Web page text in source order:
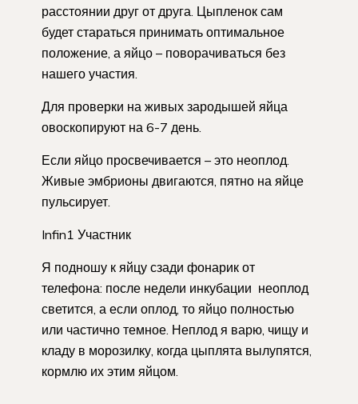
расстоянии друг от друга. Цыпленок сам
будет стараться принимать оптимальное
положение, а яйцо – поворачиваться без
нашего участия.
Для проверки на живых зародышей яйца
овоскопируют на 6-7 день.
Если яйцо просвечивается – это неоплод.
Живые эмбрионы двигаются, пятно на яйце
пульсирует.
Infin1 Участник
Я подношу к яйцу сзади фонарик от
телефона: после недели инкубации неоплод
светится, а если оплод, то яйцо полностью
или частично темное. Неплод я варю, чищу и
кладу в морозилку, когда цыплята вылупятся,
кормлю их этим яйцом.